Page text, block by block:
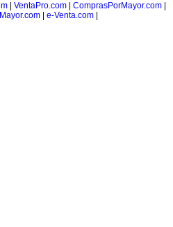
VentaPro.com ComprasPorMayor.com
| e-Venta.com|